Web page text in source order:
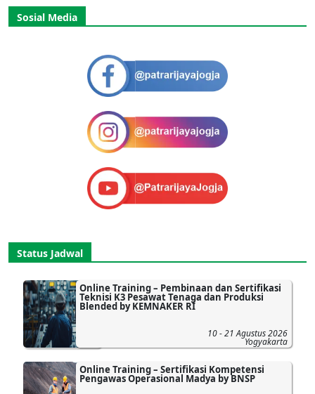
Sosial Media
Status Jadwal
Online Training – Pembinaan dan Sertifikasi
Teknisi K3 Pesawat Tenaga dan Produksi
Blended by KEMNAKER RI
10 - 21 Agustus 2026
Yogyakarta
Online Training – Sertifikasi Kompetensi
Pengawas Operasional Madya by BNSP